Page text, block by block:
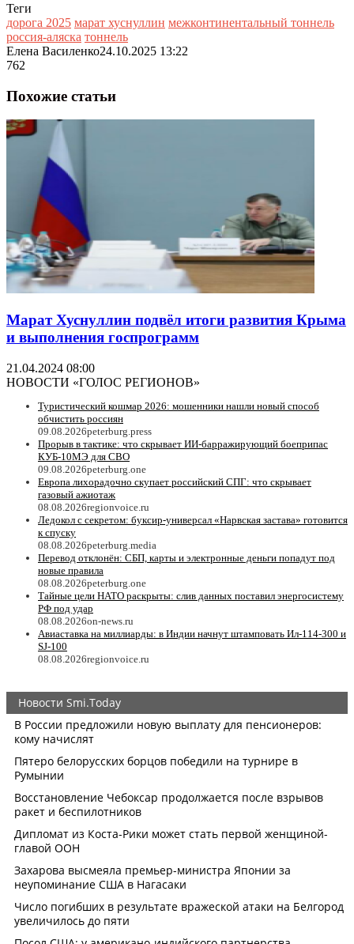
Теги
дорога 2025 марат хуснуллин межконтинентальный тоннель
россия-аляска тоннель
Елена Василенко24.10.2025 13:22
762
Похожие статьи
Марат Хуснуллин подвёл итоги развития Крыма
и выполнения госпрограмм
21.04.2024 08:00
НОВОСТИ «ГОЛОС РЕГИОНОВ»
Туристический кошмар 2026: мошенники нашли новый способ
обчистить россиян
09.08.2026peterburg.press
Прорыв в тактике: что скрывает ИИ-барражирующий боеприпас
КУБ-10МЭ для СВО
09.08.2026peterburg.one
Европа лихорадочно скупает российский СПГ: что скрывает
газовый ажиотаж
08.08.2026regionvoice.ru
Ледокол с секретом: буксир-универсал «Нарвская застава» готовится
к спуску
08.08.2026peterburg.media
Перевод отклонён: СБП, карты и электронные деньги попадут под
новые правила
08.08.2026peterburg.one
Тайные цели НАТО раскрыты: слив данных поставил энергосистему
РФ под удар
08.08.2026on-news.ru
Авиаставка на миллиарды: в Индии начнут штамповать Ил‑114‑300 и
SJ‑100
08.08.2026regionvoice.ru